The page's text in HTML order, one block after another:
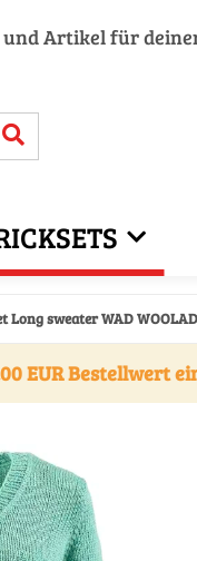
Artikel für
Long sweater WAD
EUR Bestellwert